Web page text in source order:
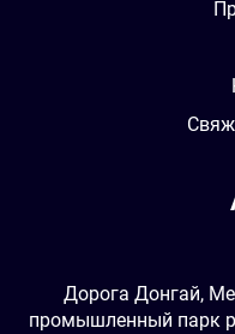
Дорога Донгай,
промышленный парк